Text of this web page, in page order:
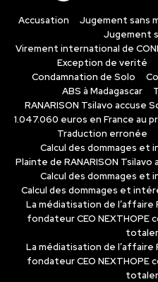
Accusation Jugement sans
Jugement
Virement international de
Exception de verité
Condamnation de Solo
ABS à Madagascar
RANARISON Tsilavo accuse
1.047.060 euros en France au
Traduction erronée
Calcul des dommages
Plainte de RANARISON Tsilavo
Calcul des dommages
Calcul des dommages et
La médiatisation de l’affaire
fondateur CEO
La médiatisation de l’affaire
fondateur CEO